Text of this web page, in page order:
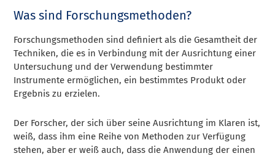
Was sind Forschungsmethoden?
Forschungsmethoden sind definiert als die Gesamtheit der
Techniken, die es in Verbindung mit der Ausrichtung einer
Untersuchung und der Verwendung bestimmter
Instrumente ermöglichen, ein bestimmtes Produkt oder
Ergebnis zu erzielen.
Der Forscher, der sich über seine Ausrichtung im Klaren ist,
weiß, dass ihm eine Reihe von Methoden zur Verfügung
stehen, aber er weiß auch, dass die Anwendung der einen